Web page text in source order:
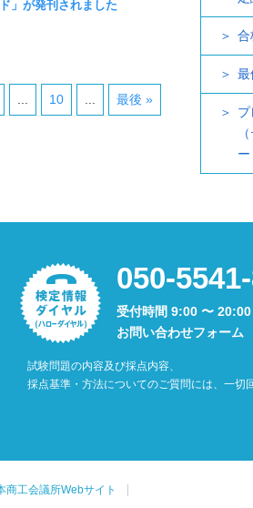
」が発刊されました
10 最後 »
合
最
ー
050-
受付時間 9:00 〜 20:00
お問い合わせフォーム
試験問題の内容及び採点内容、
採点基準・方法についてのご質問には、一切
商工会議所Webサイト